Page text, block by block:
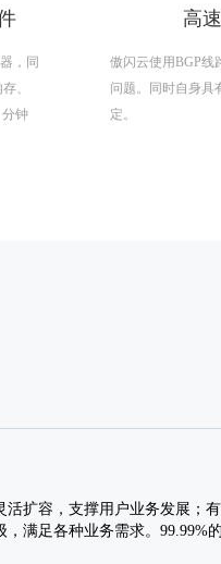
，同
、
分钟
高
傲闪云使用BGP线
问题。同时自身具
定。
活扩容，支撑用户业务发展；
，满足各种业务需求。99.99%